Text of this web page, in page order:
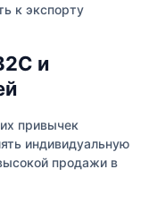
к экспорту
и
привычек
индивидуальную
продажи в